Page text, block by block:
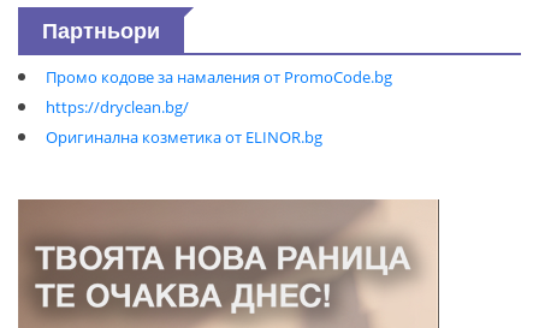
Партньори
Промо кодове за намаления от PromoCode.bg
https://dryclean.bg/
Оригинална козметика от ELINOR.bg